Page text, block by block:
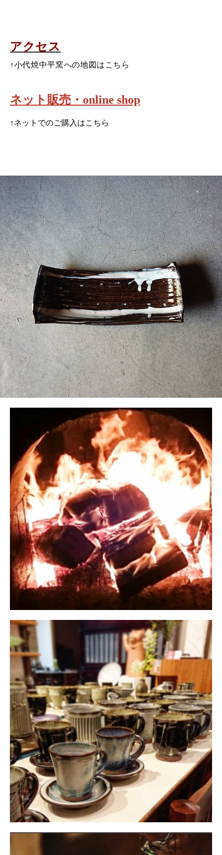
アクセス
↑小代焼中平窯への地図はこちら
ネット販売・online shop
↑ネットでのご購入はこちら